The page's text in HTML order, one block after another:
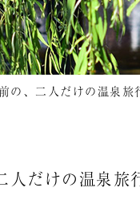
の、二人だけの温泉旅
人だけの温泉旅